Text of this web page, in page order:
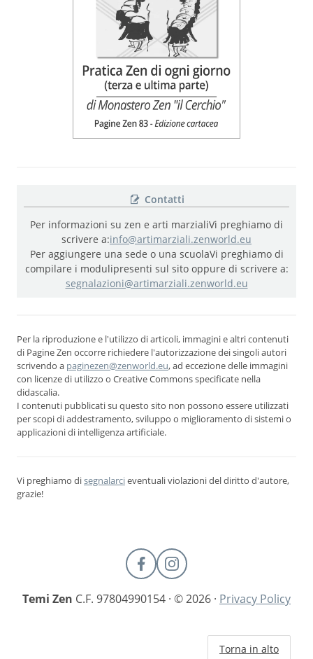
Contatti
Per informazioni su zen e arti marzialiVi preghiamo di
scrivere a:info@artimarziali.zenworld.eu
Per aggiungere una sede o una scuolaVi preghiamo di
compilare i modulipresenti sul sito oppure di scrivere a:
segnalazioni@artimarziali.zenworld.eu
Per la riproduzione e l'utilizzo di articoli, immagini e altri contenuti
di Pagine Zen occorre richiedere l'autorizzazione dei singoli autori
scrivendo a paginezen@zenworld.eu, ad eccezione delle immagini
con licenze di utilizzo o Creative Commons specificate nella
didascalia.
I contenuti pubblicati su questo sito non possono essere utilizzati
per scopi di addestramento, sviluppo o miglioramento di sistemi o
applicazioni di intelligenza artificiale.
Vi preghiamo disegnalarcieventuali violazioni del diritto d'autore,
grazie!
Temi Zen C.F. 97804990154 · © 2026 · Privacy Policy
Torna in alto